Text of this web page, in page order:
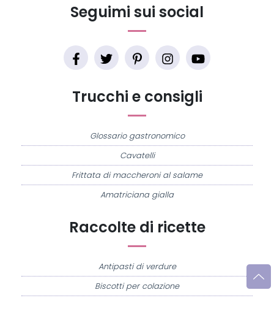
Raccolte di ricette
Antipasti di verdure
Biscotti per colazione
Trucchi e consigli
Glossario gastronomico
Cavatelli
Frittata di maccheroni al salame
Amatriciana gialla
Seguimi sui social